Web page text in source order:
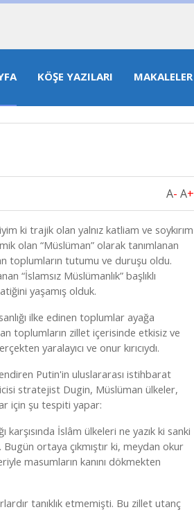
KÖŞE YAZILARI MAKALELER
A- A+
ki trajik olan yalnız katliam ve soykırım
olan “Müslüman” olarak tanımlanan
toplumların tutumu ve duruşu oldu.
“İslamsız Müslümanlık” başlıklı
yaşamış olduk.
ilke edinen toplumlar ayağa
toplumların zillet içerisinde etkisiz ve
yaralayıcı ve onur kırıcıydı.
Putin'in uluslararası istihbarat
stratejist Dugin, Müslüman ülkeler,
için şu tespiti yapar:
karşısında İslâm ülkeleri ne yazık ki sanki
ortaya çıkmıştır ki, meydan okur
masumların kanını dökmekten
tanıklık etmemişti. Bu zillet utanç